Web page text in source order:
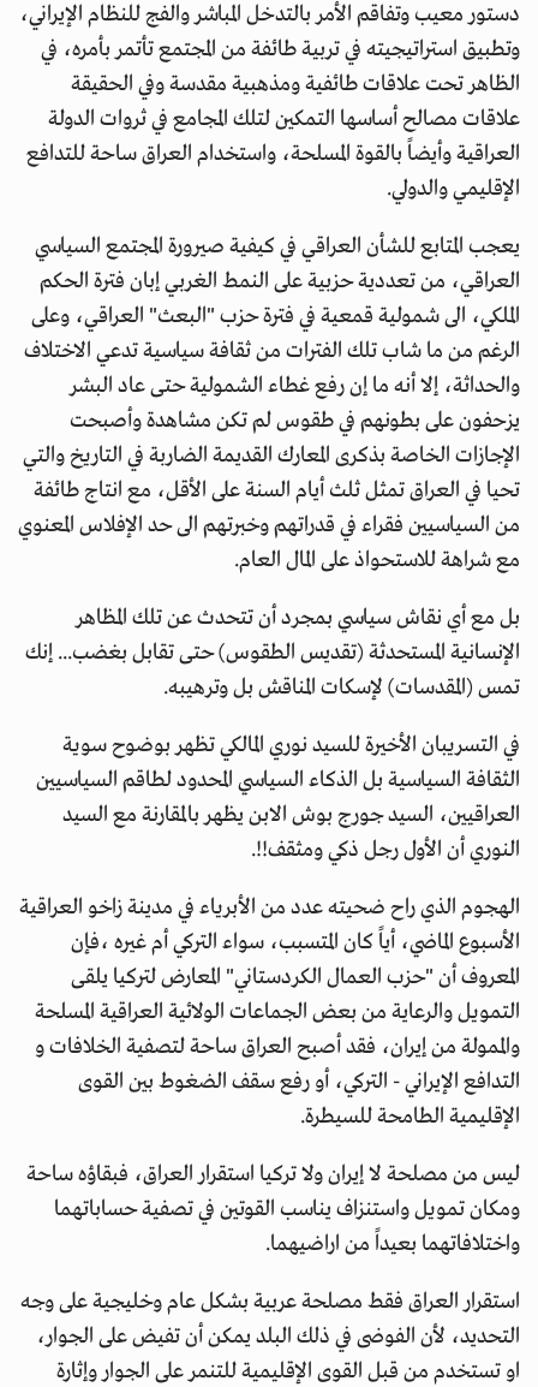
دستور معيب وتفاقم الأمر بالتدخل المباشر والفج للنظام الإيراني،
وتطبيق استراتيجيته في تربية طائفة من المجتمع تأتمر بأمره، في
الظاهر تحت علاقات طائفية ومذهبية مقدسة وفي الحقيقة
علاقات مصالح أساسها التمكين لتلك المجامع في ثروات الدولة
العراقية وأيضاً بالقوة المسلحة، واستخدام العراق ساحة للتدافع
الإقليمي والدولي.
يعجب المتابع للشأن العراقي في كيفية صيرورة المجتمع السياسي
العراقي، من تعددية حزبية على النمط الغربي إبان فترة الحكم
الملكي، الى شمولية قمعية في فترة حزب "البعث" العراقي، وعلى
الرغم من ما شاب تلك الفترات من ثقافة سياسية تدعي الاختلاف
والحداثة، إلا أنه ما إن رفع غطاء الشمولية حتى عاد البشر
يزحفون على بطونهم في طقوس لم تكن مشاهدة وأصبحت
الإجازات الخاصة بذكرى المعارك القديمة الضاربة في التاريخ والتي
تحيا في العراق تمثل ثلث أيام السنة على الأقل، مع انتاج طائفة
من السياسيين فقراء في قدراتهم وخبرتهم الى حد الإفلاس المعنوي
مع شراهة للاستحواذ على المال العام.
بل مع أي نقاش سياسي بمجرد أن تتحدث عن تلك المظاهر
الإنسانية المستحدثة (تقديس الطقوس) حتى تقابل بغضب... إنك
تمس (المقدسات) لإسكات المناقش بل وترهيبه.
في التسريبان الأخيرة للسيد نوري المالكي تظهر بوضوح سوية
الثقافة السياسية بل الذكاء السياسي المحدود لطاقم السياسيين
العراقيين، السيد جورج بوش الابن يظهر بالمقارنة مع السيد
النوري أن الأول رجل ذكي ومثقف!!.
الهجوم الذي راح ضحيته عدد من الأبرياء في مدينة زاخو العراقية
الأسبوع الماضي، أياً كان المتسبب، سواء التركي أم غيره ،فإن
المعروف أن "حزب العمال الكردستاني" المعارض لتركيا يلقى
التمويل والرعاية من بعض الجماعات الولائية العراقية المسلحة
والممولة من إيران، فقد أصبح العراق ساحة لتصفية الخلافات و
التدافع الإيراني - التركي، أو رفع سقف الضغوط بين القوى
الإقليمية الطامحة للسيطرة.
ليس من مصلحة لا إيران ولا تركيا استقرار العراق، فبقاؤه ساحة
ومكان تمويل واستنزاف يناسب القوتين في تصفية حساباتهما
واختلافاتهما بعيداً من اراضيهما.
استقرار العراق فقط مصلحة عربية بشكل عام وخليجية على وجه
التحديد، لأن الفوضى في ذلك البلد يمكن أن تفيض على الجوار،
او تستخدم من قبل القوى الإقليمية للتنمر على الجوار وإثارة